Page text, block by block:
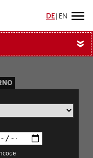
DE EN
»